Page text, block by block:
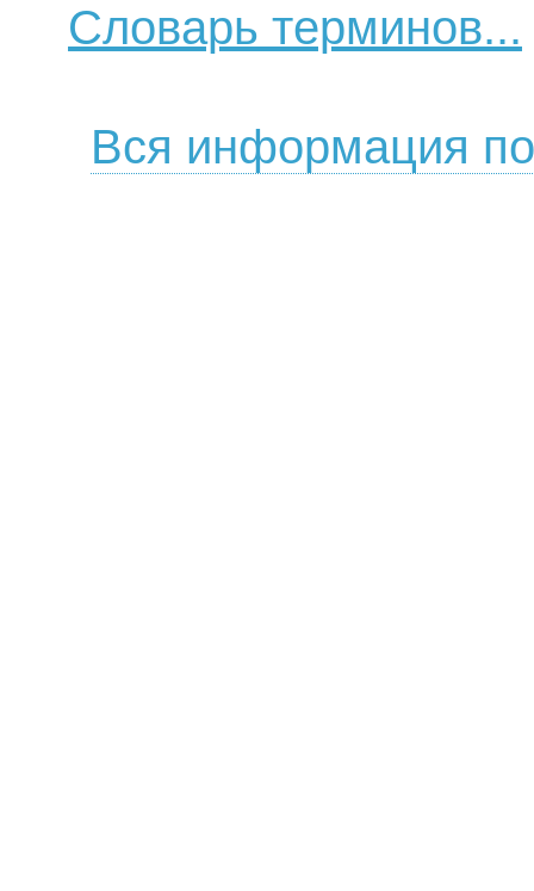
Словарь терминов...
Вся информация